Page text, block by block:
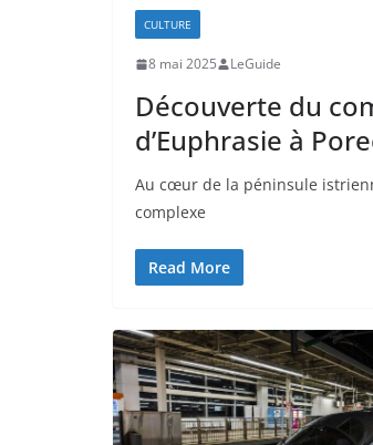
CULTURE
8 mai 2025 LeGuide
Découverte du
d’Euphrasie à
Au cœur de la péninsule
complexe
Read More